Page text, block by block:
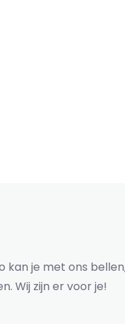
kan je met ons
Wij zijn er voor je!